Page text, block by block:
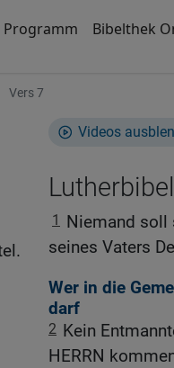
Programm Bibelthek
Vers 7
Videos
1 Niemand soll
seines Vaters
Wer in die
darf
2 Kein
HERRN